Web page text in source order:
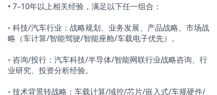
• 7–10年以上相关经验，满足以下任一组合：
◦ 科技/汽车行业：战略规划、业务发展、产品战略、市场战
略（车计算/智能驾驶/智能座舱/车载电子优先）。
◦ 咨询/投行：汽车科技/半导体/智能网联行业战略咨询、行
业研究、投资分析经验。
◦ 技术背景转战略：车载计算/域控/芯片/嵌入式/车规硬件/